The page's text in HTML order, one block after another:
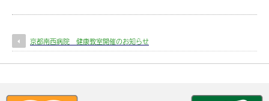
京都南西病院 健康教室開催のお知らせ